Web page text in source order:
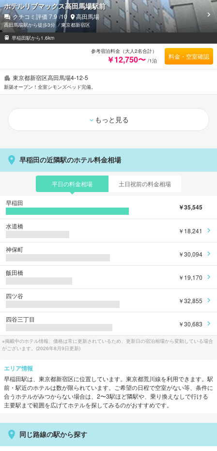
東京都新宿区高田馬場4-12-5
新築オープン！全室シモンズベッド完備。
ホテルリブマックス高田馬場駅前
クチコミ評価 7.9 /10 高田馬場
高田馬場駅から徒歩3分 ⁄東京都新宿区
早稲田駅から1.6km
参考宿泊料金（大人2名合計）
￥12,750〜 /1泊
料金・空室確認
もっと見る
早稲田の近隣駅のホテル料金相場
平日の料金相場 土日祝前の料金相場
早稲田
￥35,545
水道橋
￥18,241
神保町
￥30,094
飯田橋
￥19,170
四ツ谷
￥32,855
四谷三丁目
￥30,683
※掲載中のホテル情報、価格は常に更新されているため、更新日の宿泊相場から変動している場合
がございます。(2026年8月9日更新)
エリア情報
早稲田駅は、 東京都新宿区に位置しています。 東京都荒川線を利用できます。 駅
前・駅近のホテルは数が限られています。ご希望の日程で空室がない等、条件に
合うホテルがみつからない場合は、2〜3駅ほど隣駅や、乗り換えなしで行ける
主要駅まで範囲を広げてホテルを探してみるのがおすすめです。
同じ路線の駅から探す